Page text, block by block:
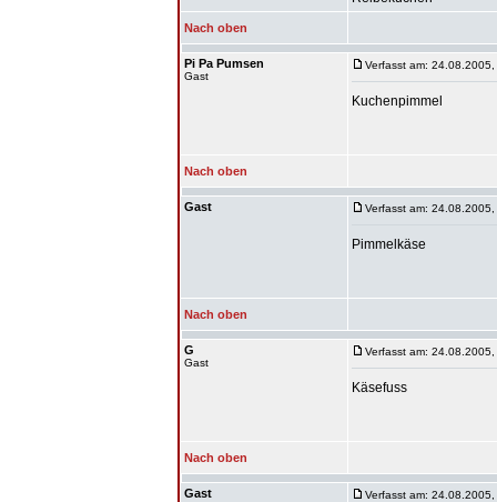
Nach oben
Pi Pa Pumsen
Gast
Verfasst am:
Kuchenpimmel
Nach oben
Gast Verfasst am:
Pimmelkäse
Nach oben
G
Gast
Verfasst am:
Käsefuss
Nach oben
Gast Verfasst am: